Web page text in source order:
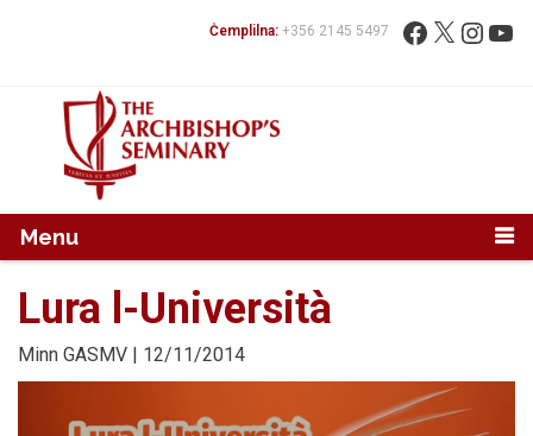
Fittex: Facebook
X
Ċemplilna: +356 2145 5497
Menu
Lura l-Università
Minn GASMV | 12/11/2014